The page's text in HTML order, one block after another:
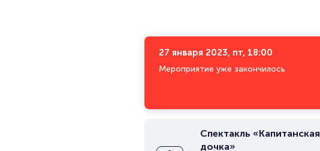
27 января 2023, пт, 18:00
Мероприятие уже закончилось
Спектакль «Капитанская
дочка»